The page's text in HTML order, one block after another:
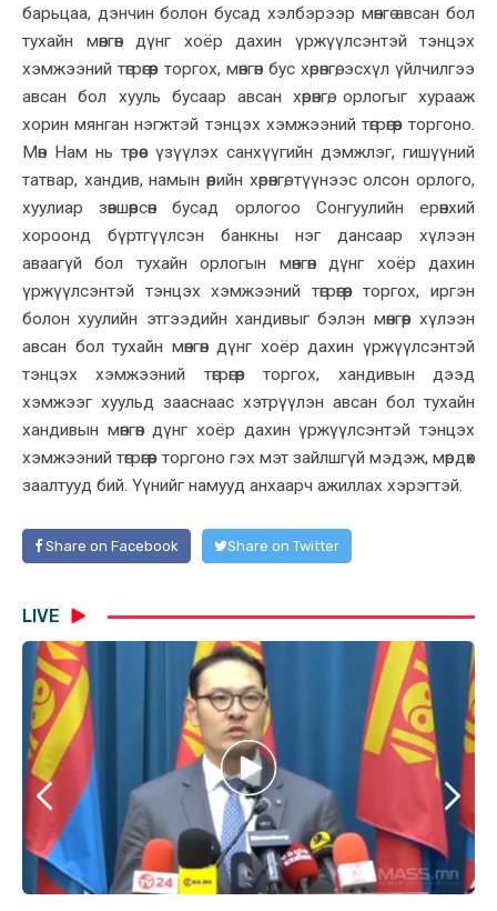
барьцаа, дэнчин болон бусад хэлбэрээр мөнгө авсан бол
тухайн мөнгөн дүнг хоёр дахин үржүүлсэнтэй тэнцэх
хэмжээний төгрөгөөр торгох, мөнгөн бус хөрөнгө, эсхүл үйлчилгээ
авсан бол хууль бусаар авсан хөрөнгө, орлогыг хурааж
хорин мянган нэгжтэй тэнцэх хэмжээний төгрөгөөр торгоно.
Мөн Нам нь төрөөс үзүүлэх санхүүгийн дэмжлэг, гишүүний
татвар, хандив, намын өөрийн хөрөнгө, түүнээс олсон орлого,
хуулиар зөвшөөрсөн бусад орлогоо Сонгуулийн ерөнхий
хороонд бүртгүүлсэн банкны нэг дансаар хүлээн
аваагүй бол тухайн орлогын мөнгөн дүнг хоёр дахин
үржүүлсэнтэй тэнцэх хэмжээний төгрөгөөр торгох, иргэн
болон хуулийн этгээдийн хандивыг бэлэн мөнгөөр хүлээн
авсан бол тухайн мөнгөн дүнг хоёр дахин үржүүлсэнтэй
тэнцэх хэмжээний төгрөгөөр торгох, хандивын дээд
хэмжээг хуульд зааснаас хэтрүүлэн авсан бол тухайн
хандивын мөнгөн дүнг хоёр дахин үржүүлсэнтэй тэнцэх
хэмжээний төгрөгөөр торгоно гэх мэт зайлшгүй мэдэж, мөрдөх
заалтууд бий. Үүнийг намууд анхаарч ажиллах хэрэгтэй.
Share on Facebook Share on Twitter
LIVE